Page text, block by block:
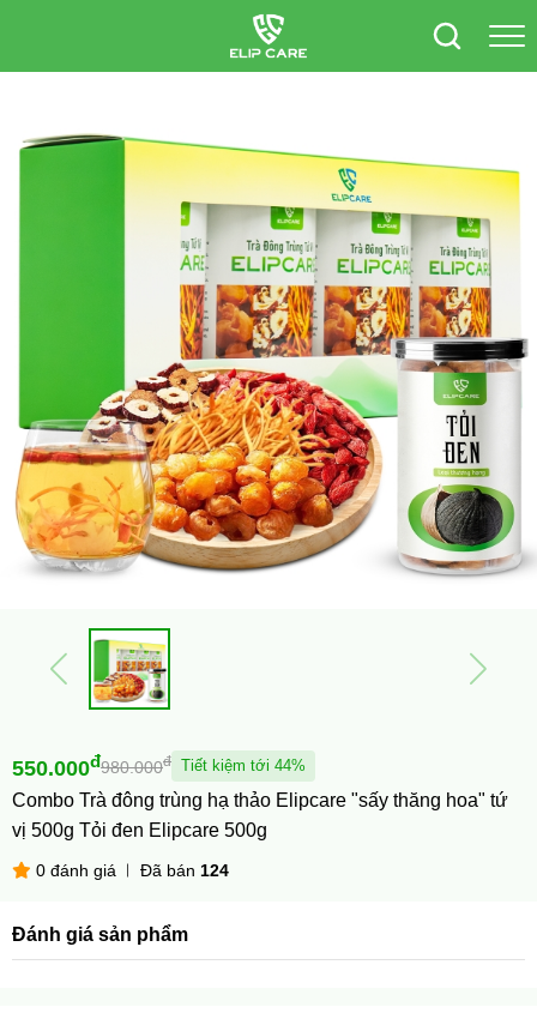
550.000đ980.000đ Tiết kiệm tới 44%
Combo Trà đông trùng hạ thảo Elipcare "sấy thăng hoa" tứ
vị 500g Tỏi đen Elipcare 500g
0 đánh giá Đã bán 124
Đánh giá sản phẩm